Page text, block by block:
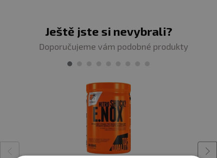
Ještě jste si nevybrali?
Doporučujeme vám podobné produkty